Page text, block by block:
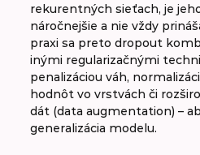
rekurentných sieťach, je
náročnejšie a nie vždy
praxi sa preto dropout
inými regularizačnými
penalizáciou váh,
hodnôt vo vrstvách či
dát (data augmentation) –
generalizácia modelu.